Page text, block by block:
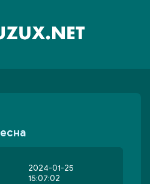
2024-01-25
15:07:02